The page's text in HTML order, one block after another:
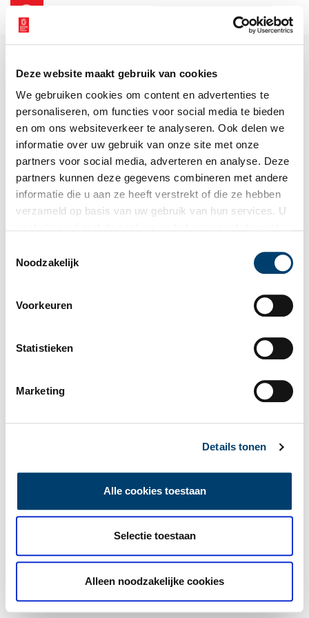
Deze website maakt gebruik van cookies
We gebruiken cookies om content en advertenties te
personaliseren, om functies voor social media te bieden
en om ons websiteverkeer te analyseren. Ook delen we
informatie over uw gebruik van onze site met onze
partners voor social media, adverteren en analyse. Deze
partners kunnen deze gegevens combineren met andere
informatie die u aan ze heeft verstrekt of die ze hebben
verzameld op basis van uw gebruik van hun services. U
Noodzakelijk
Voorkeuren
Statistieken
Marketing
Details tonen
Alle cookies toestaan
Selectie toestaan
Alleen noodzakelijke cookies